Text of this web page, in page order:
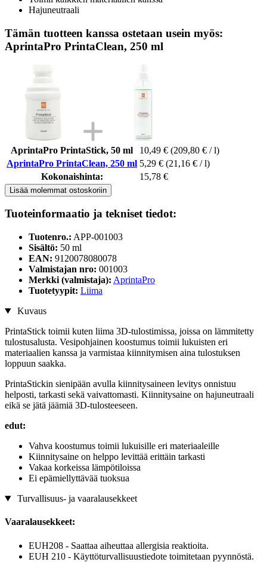
Hajuneutraali
Tämän tuotteen kanssa ostetaan usein myös:
AprintaPro PrintaClean, 250 ml
AprintaPro PrintaStick, 50 ml 10,49 € (209,80 € / l)
AprintaPro PrintaClean, 250 ml 5,29 € (21,16 € / l)
Kokonaishinta:
15,78 €
Lisää molemmat ostoskoriin
Tuoteinformaatio ja tekniset tiedot:
Tuotenro.: APP-001003
Sisältö: 50 ml
EAN: 9120078080078
Valmistajan nro: 001003
Merkki (valmistaja): AprintaPro
Tuotetyypit: Liima
Kuvaus
PrintaStick toimii kuten liima 3D-tulostimissa, joissa on lämmitetty
tulostusalusta. Vesipohjainen koostumus toimii lukuisten eri
materiaalien kanssa ja varmistaa kiinnitymisen aina tulostuksen
loppuun saakka.
PrintaStickin sienipään avulla kiinnitysaineen levitys onnistuu
helposti, tarkasti sekä vaivattomasti. Kiinnitysaine on hajuneutraali
eikä se jätä jäämiä 3D-tulosteeseen.
edut:
Vahva koostumus toimii lukuisille eri materiaaleille
Kiinnitysaine on helppo levittää erittäin tarkasti
Vakaa korkeissa lämpötiloissa
Ei epämiellyttävää tuoksua
Turvallisuus- ja vaaralausekkeet
Vaaralausekkeet:
EUH208 - Saattaa aiheuttaa allergisia reaktioita.
EUH 210 - Käyttöturvallisuustiedote toimitetaan pyynnöstä.